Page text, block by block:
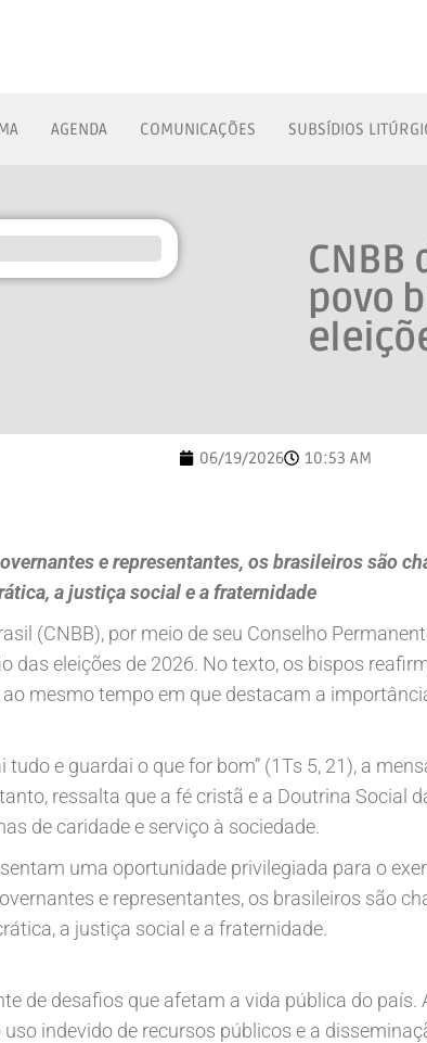
AGENDA COMUNICAÇÕES SUBSÍDIOS
povo
06/19/2026 10:53 AM
e representantes, os brasileiros são
a justiça social e a fraternidade
(CNBB), por meio de seu Conselho
das eleições de 2026. No texto, os bispos
mesmo tempo em que destacam a
e guardai o que for bom” (1Ts 5, 21), a
ressalta que a fé cristã e a Doutrina Social
de caridade e serviço à sociedade.
uma oportunidade privilegiada para o
e representantes, os brasileiros são
a justiça social e a fraternidade.
de desafios que afetam a vida pública do
indevido de recursos públicos e a